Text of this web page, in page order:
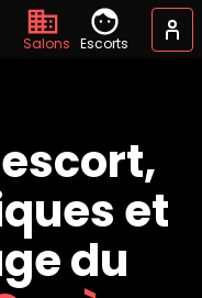
Salons Escorts
et
du